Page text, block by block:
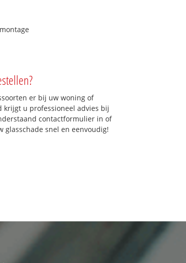
er bij uw woning of
krijgt u professioneel advies bij
contactformulier in of
glasschade snel en eenvoudig!